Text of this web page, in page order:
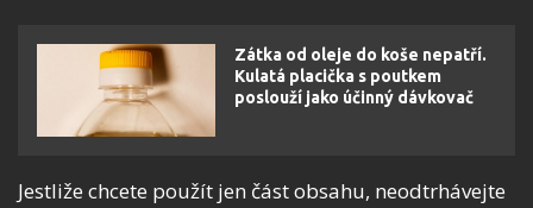
Zátka od oleje do koše nepatří.
Kulatá placička s poutkem
poslouží jako účinný dávkovač
Jestliže chcete použít jen část obsahu, neodtrhávejte